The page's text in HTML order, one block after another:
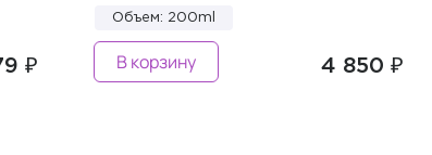
₽
Объем: 200ml
4 850 ₽
В корзину